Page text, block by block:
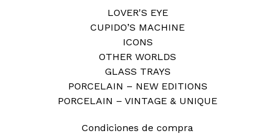
LOVER'S EYE
CUPIDO’S MACHINE
ICONS
OTHER WORLDS
GLASS TRAYS
PORCELAIN – NEW EDITIONS
PORCELAIN – VINTAGE & UNIQUE
Condiciones de compra